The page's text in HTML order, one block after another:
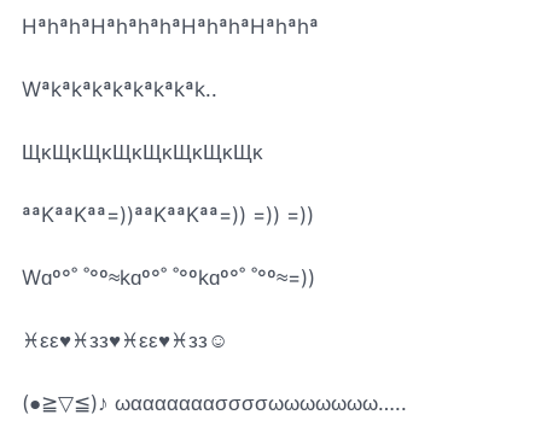
HªhªhªHªhªhªhªHªhªhªHªhªhª
Wªkªkªkªkªkªkªkªk..
ЩĸЩĸЩĸЩĸЩĸЩĸЩĸЩĸ
ªªKªªKªª=))ªªKªªKªª=)) =)) =))
Wɑº°˚ ˚°º≈kɑº°˚ ˚°ºkɑº°˚ ˚°º≈=))
♓εε♥♓зз♥♓εε♥♓зз☺
(●≧▽≦)♪ ωααααααασσσσωωωωωωω…..